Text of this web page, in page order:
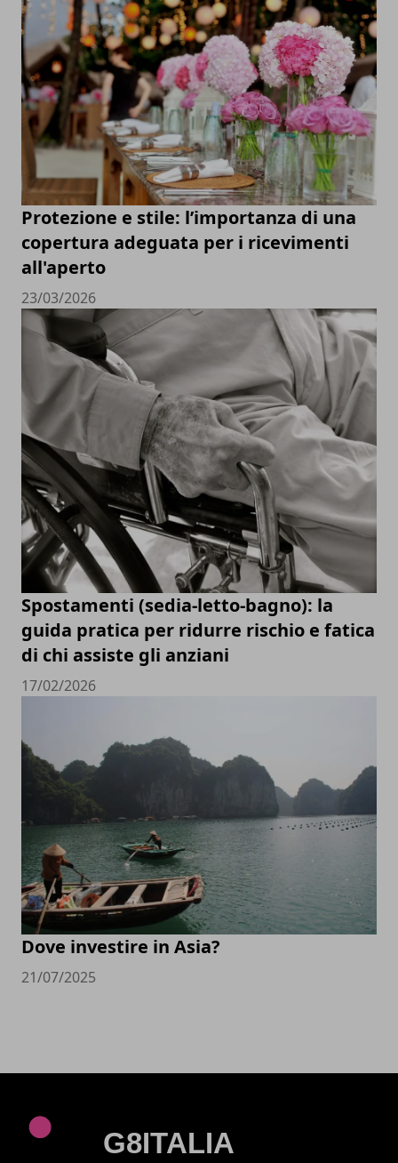
Protezione e stile: l’importanza di una
copertura adeguata per i ricevimenti
all'aperto
23/03/2026
Spostamenti (sedia-letto-bagno): la
guida pratica per ridurre rischio e fatica
di chi assiste gli anziani
17/02/2026
Dove investire in Asia?
21/07/2025